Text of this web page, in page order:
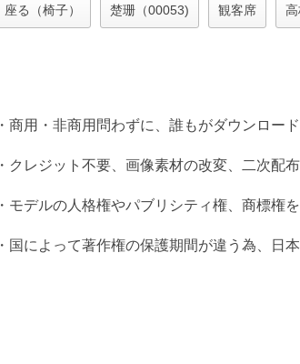
座る（椅子） 楚珊（00053) 観客席
・商用・非商用問わずに、誰もがダウンロー
・クレジット不要、画像素材の改変、二次配
・モデルの人格権やパブリシティ権、商標権
・国によって著作権の保護期間が違う為、日